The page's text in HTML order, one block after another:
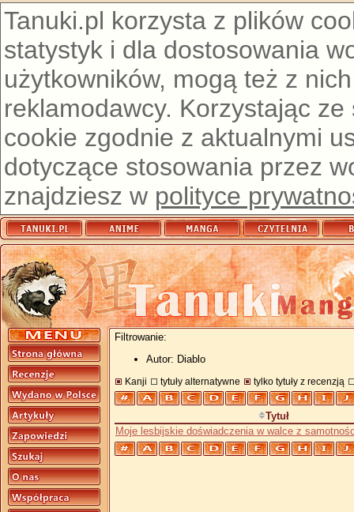
Tanuki.pl korzysta z plików
statystyk i dla dostosowania
użytkowników, mogą też z
reklamodawcy. Korzystając
cookie zgodnie z aktualnymi
dotyczące stosowania przez
znajdziesz w polityce
Filtrowanie:
Autor: Diablo
Kanji tytuły alternatywne tylko tytuły z recenzją
Tytuł
Moje lesbijskie doświadczenia w walce z